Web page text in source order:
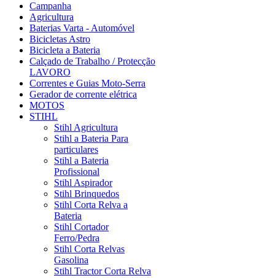
Campanha
Agricultura
Baterias Varta - Automóvel
Bicicletas Astro
Bicicleta a Bateria
Calçado de Trabalho / Protecção
LAVORO
Correntes e Guias Moto-Serra
Gerador de corrente elétrica
MOTOS
STIHL
Stihl Agricultura
Stihl a Bateria Para
particulares
Stihl a Bateria
Profissional
Stihl Aspirador
Stihl Brinquedos
Stihl Corta Relva a
Bateria
Stihl Cortador
Ferro/Pedra
Stihl Corta Relvas
Gasolina
Stihl Tractor Corta Relva